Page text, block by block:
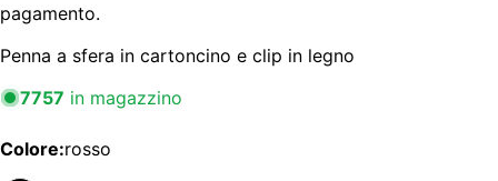
pagamento.
Penna a sfera in cartoncino e clip in legno
7757 in magazzino
Colore:rosso